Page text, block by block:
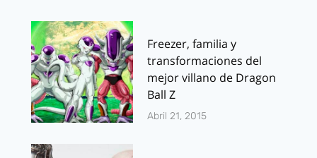
Freezer, familia y
transformaciones del
mejor villano de Dragon
Ball Z
Abril 21, 2015